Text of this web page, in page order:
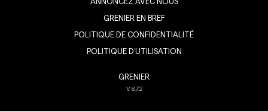
GRENIER EN BREF
POLITIQUE DE CONFIDENTIALITÉ
POLITIQUE D’UTILISATION
GRENIER
V8.7.2